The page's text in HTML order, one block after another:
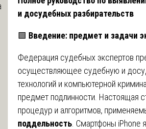
и досудебных разбирательств
🟩 Введение: предмет и задачи
Федерация судебных экспертов
осуществляющее судебную и
технологий и компьютерной
предмет подлинности. Настоящая
процедур и алгоритмов,
поддельность . Смартфоны